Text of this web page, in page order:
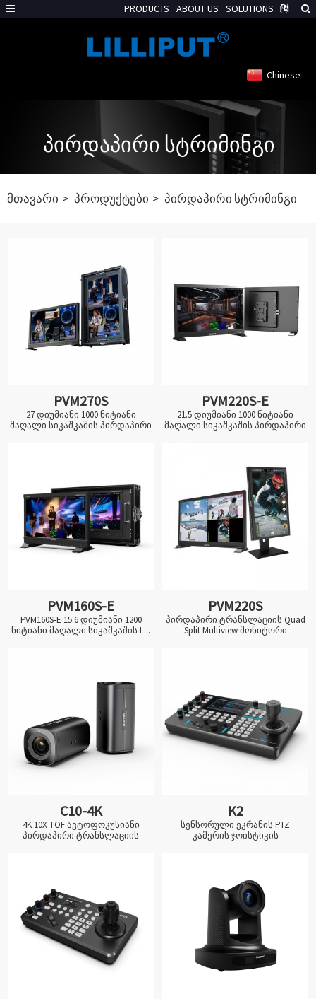
Chinese
ᲞᲘᲠᲓᲐᲞᲘᲠᲘ ᲡᲢᲠᲘᲛᲘᲜᲒᲘ
მთავარი პროდუქტები პირდაპირი სტრიმინგი
PVM270S
27 დიუმიანი 1000 ნიტიანი
მაღალი სიკაშკაშის პირდაპირი
PVM220S-E
21.5 დიუმიანი 1000 ნიტიანი
მაღალი სიკაშკაშის პირდაპირი
PVM160S-E
PVM160S-E 15.6 დიუმიანი 1200
ნიტიანი მაღალი სიკაშკაშის L...
PVM220S
პირდაპირი ტრანსლაციის Quad
Split Multiview მონიტორი
C10-4K
4K 10X TOF ავტოფოკუსიანი
პირდაპირი ტრანსლაციის
K2
სენსორული ეკრანის PTZ
კამერის ჯოისტიკის
PRODUCTS ABOUT US SOLUTIONS